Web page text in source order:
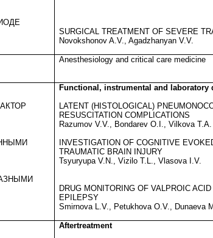
SURGICAL TREATMENT OF SEVERE
Novokshonov A.V., Agadzhanyan V.V.
Anesthesiology and critical care medicine
Functional, instrumental and laboratory
LATENT (HISTOLOGICAL)
RESUSCITATION COMPLICATIONS
Razumov V.V., Bondarev O.I., Vilkova T.A.
INVESTIGATION OF COGNITIVE
TRAUMATIC BRAIN INJURY
Tsyuryupa V.N., Vizilo T.L., Vlasova I.V.
DRUG MONITORING OF VALPROIC
EPILEPSY
Smirnova L.V., Petukhova O.V., Dunaeva
Aftertreatment